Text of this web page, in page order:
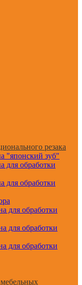
резака
"японский зуб"
для обработки
для обработки
для обработки
для обработки
для обработки